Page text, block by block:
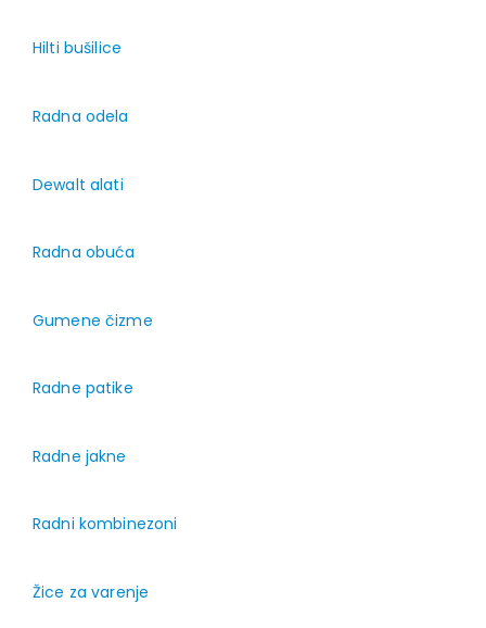
Hilti bušilice
Radna odela
Dewalt alati
Radna obuća
Gumene čizme
Radne patike
Radne jakne
Radni kombinezoni
Žice za varenje